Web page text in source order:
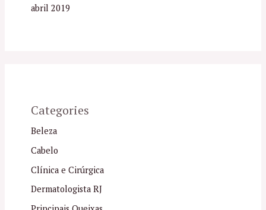
abril 2019
Categories
Beleza
Cabelo
Clínica e Cirúrgica
Dermatologista RJ